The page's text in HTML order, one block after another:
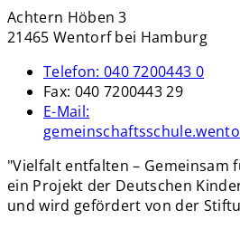
Achtern Höben 3
21465 Wentorf bei Hamburg
Telefon: 040 7200443 0
Fax: 040 7200443 29
E-Mail:
"Vielfalt entfalten – Gemeinsam
ein Projekt der Deutschen
und wird gefördert von der